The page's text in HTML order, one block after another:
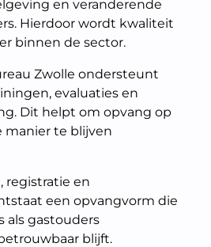
en veranderende
Hierdoor wordt kwaliteit
binnen de sector.
Zwolle ondersteunt
evaluaties en
Dit helpt om opvang op
manier te blijven
registratie en
een opvangvorm die
als gastouders
blijft.